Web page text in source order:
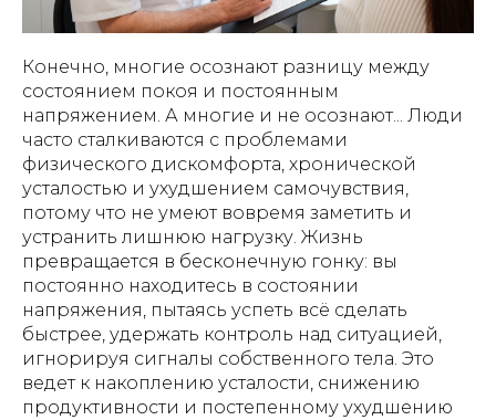
Конечно, многие осознают разницу между
состоянием покоя и постоянным
напряжением. А многие и не осознают... Люди
часто сталкиваются с проблемами
физического дискомфорта, хронической
усталостью и ухудшением самочувствия,
потому что не умеют вовремя заметить и
устранить лишнюю нагрузку. Жизнь
превращается в бесконечную гонку: вы
постоянно находитесь в состоянии
напряжения, пытаясь успеть всё сделать
быстрее, удержать контроль над ситуацией,
игнорируя сигналы собственного тела. Это
ведет к накоплению усталости, снижению
продуктивности и постепенному ухудшению